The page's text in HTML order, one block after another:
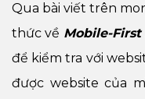
Qua bài viết trên
thức về Mobile-
để kiểm tra với
được website của